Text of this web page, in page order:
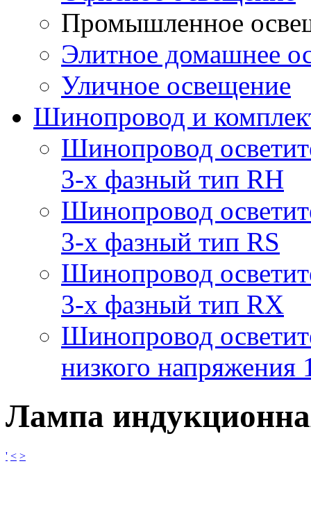
Промышленное
Элитное домашнее
Уличное освещение
Шинопровод и
Шинопровод
3-х фазный тип RH
Шинопровод
3-х фазный тип RS
Шинопровод
3-х фазный тип RX
Шинопровод
низкого напряжения
Лампа
' < >